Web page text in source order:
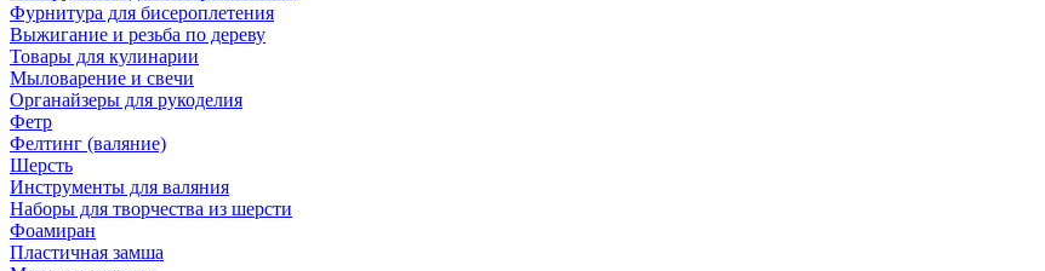
Фурнитура для бисероплетения
Выжигание и резьба по дереву
Товары для кулинарии
Мыловарение и свечи
Органайзеры для рукоделия
Фетр
Фелтинг (валяние)
Шерсть
Инструменты для валяния
Наборы для творчества из шерсти
Фоамиран
Пластичная замша